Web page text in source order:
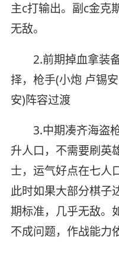
主c打输出。副c金克
无敌。
2.前期掉血拿装备
择，枪手(小炮 卢锡
安)阵容过渡
3.中期凑齐海盗枪
升人口，不需要刷英
士，运气好点在七人
此时如果大部分棋子
期标准，几乎无敌。
不成问题，作战能力